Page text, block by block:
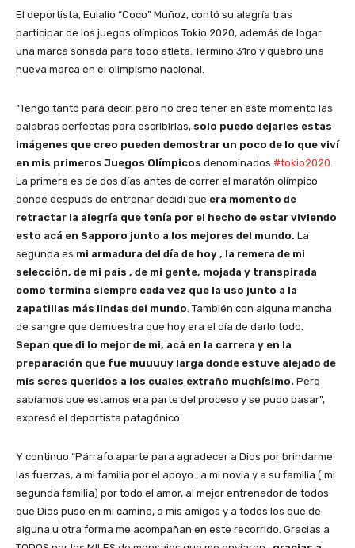
El deportista, Eulalio “Coco” Muñoz, contó su alegría tras
participar de los juegos olímpicos Tokio 2020, además de logar
una marca soñada para todo atleta. Término 31ro y quebró una
nueva marca en el olimpismo nacional.
“Tengo tanto para decir, pero no creo tener en este momento las
palabras perfectas para escribirlas, solo puedo dejarles estas
imágenes que creo pueden demostrar un poco de lo que viví
en mis primeros Juegos Olímpicos denominados #tokio2020
La primera es de dos días antes de correr el maratón olímpico
donde después de entrenar decidí que era momento de
retractar la alegría que tenía por el hecho de estar viviendo
esto acá en Sapporo junto a los mejores del mundo. La
segunda es mi armadura del día de hoy , la remera de mi
selección, de mi país , de mi gente, mojada y transpirada
como termina siempre cada vez que la uso junto a la
zapatillas más lindas del mundo . También con alguna mancha
de sangre que demuestra que hoy era el día de darlo todo.
Sepan que di lo mejor de mi, acá en la carrera y en la
preparación que fue muuuuy larga donde estuve alejado de
mis seres queridos a los cuales extraño muchísimo. Pero
sabíamos que estamos era parte del proceso y se pudo pasar”,
expresó el deportista patagónico.
Y continuo “Párrafo aparte para agradecer a Dios por brindarme
las fuerzas, a mi familia por el apoyo , a mi novia y a su familia ( mi
segunda familia) por todo el amor, al mejor entrenador de todos
que Dios puso en mi camino, a mis amigos y a todos los que de
alguna u otra forma me acompañan en este recorrido. Gracias a